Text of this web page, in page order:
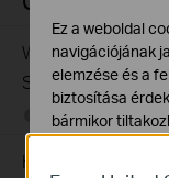
What Are the
Scenarios Among
07-31-2026
How to
Ez a weboldal
navigációjának
elemzése és a
biztosítása
bármikor